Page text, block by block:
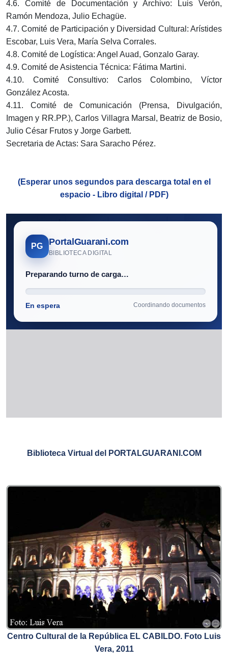
4.6. Comité de Documentación y Archivo: Luis Verón,
Ramón Mendoza, Julio Echagüe.
4.7. Comité de Participación y Diversidad Cultural: Arístides
Escobar, Luis Vera, María Selva Corrales.
4.8. Comité de Logística: Angel Auad, Gonzalo Garay.
4.9. Comité de Asistencia Técnica: Fátima Martini.
4.10. Comité Consultivo: Carlos Colombino, Víctor
González Acosta.
4.11. Comité de Comunicación (Prensa, Divulgación,
Imagen y RR.PP.), Carlos Villagra Marsal, Beatriz de Bosio,
Julio César Frutos y Jorge Garbett.
Secretaria de Actas: Sara Saracho Pérez.
(Esperar unos segundos para descarga total en el
espacio - Libro digital / PDF)
Biblioteca Virtual del PORTALGUARANI.COM
Centro Cultural de la República EL CABILDO. Foto Luis
Vera, 2011